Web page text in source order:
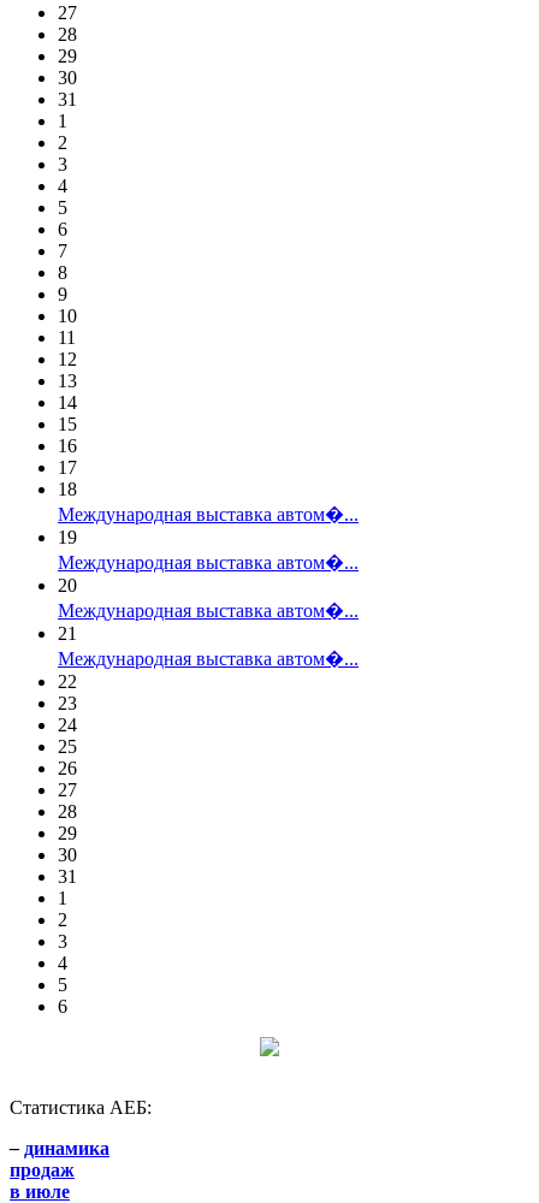
27
28
29
30
31
1
2
3
4
5
6
7
8
9
10
11
12
13
14
15
16
17
18
Международная выставка автом�...
19
Международная выставка автом�...
20
Международная выставка автом�...
21
Международная выставка автом�...
22
23
24
25
26
27
28
29
30
31
1
2
3
4
5
6
Статистика АЕБ:
– динамика
продаж
в июле